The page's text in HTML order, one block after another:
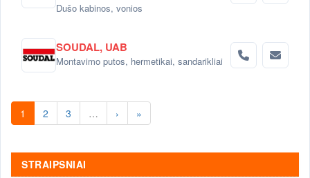
Dušo kabinos, vonios
SOUDAL, UAB
Montavimo putos, hermetikai, sandarikliai
1 2 3 … › »
STRAIPSNIAI